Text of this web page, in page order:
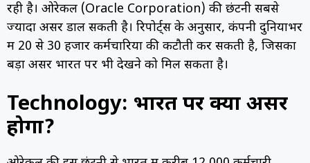
रही है। ओरेकल (Oracle Corporation) की छंटनी सबसे
ज्यादा असर डाल सकती है। रिपोर्ट्स के अनुसार, कंपनी दुनियाभर
में 20 से 30 हजार कर्मचारियों की कटौती कर सकती है, जिसका
बड़ा असर भारत पर भी देखने को मिल सकता है।
Technology: भारत पर क्या असर
होगा?